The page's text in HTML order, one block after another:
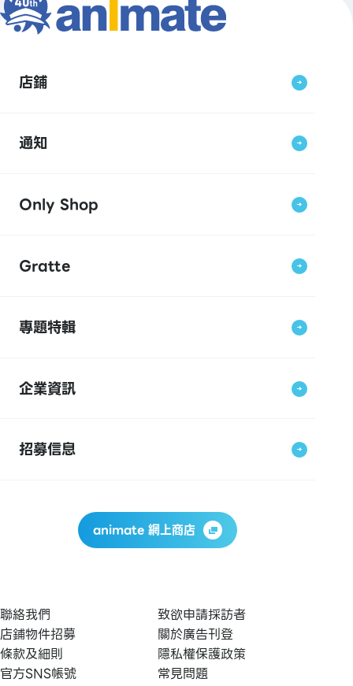
店鋪
通知
Only Shop
Gratte
專題特輯
企業資訊
招募信息
animate 網上商店
聯絡我們
致欲申請採訪者
店鋪物件招募
關於廣告刊登
條款及細則
隱私權保護政策
官方SNS帳號
常見問題